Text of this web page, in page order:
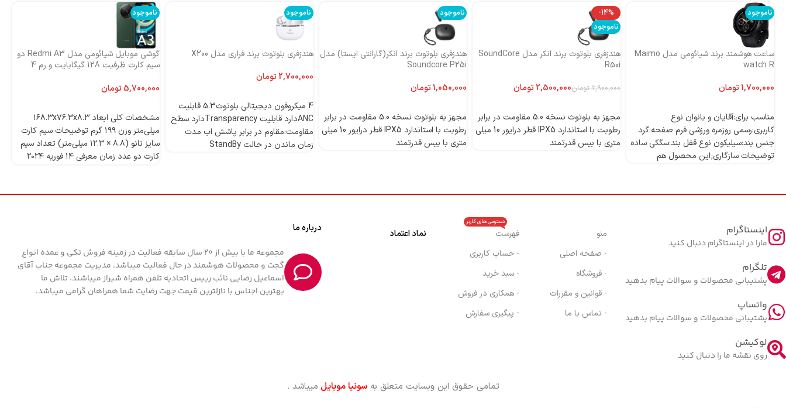
ناموجود
ساعت هوشمند برند شیائومی مدل Maimo
watch R
تومان
مناسب برای:آقایان و بانوان نوع
کاربری:رسمی روزمره ورزشی فرم صفحه:گرد
جنس بند:سیلیکون نوع قفل بند:سگکی ساده
توضیحات سازگاری;این محصول هم
-14%
ناموجود
هندزفری بلوتوث برند انکر مدل SoundCore
R50i
2,900,000 تومان2,500,000تومان
مجهز به بلوتوث نسخه 5.0 مقاومت در برابر
رطوبت با استاندارد IPX5 قطر درایور 10 میلی
متری با بیس قدرتمند
ناموجود
هندزفری بلوتوث برند انکر(گارانتی ایستا) مدل
Soundcore P25i
تومان
مجهز به بلوتوث نسخه 5.0 مقاومت در برابر
رطوبت با استاندارد IPX5 قطر درایور 10 میلی
متری با بیس قدرتمند
ناموجود
هندزفری بلوتوث برند فراری مدل X200
تومان
4 میکروفون دیجیتالی بلوتوث5.3 قابلیت
ANCدارد قابلیت Transparencyدارد سطح
مقاومت:مقاوم در برابر پاشش اب مدت
زمان ماندن در حالت StandBy
ناموجود
گوشی موبایل شیائومی مدل Redmi A3 دو
سیم کارت ظرفیت 128 گیگابایت و رم 4
تومان
مشخصات کلی ابعاد ۱۶۸.۳x۷۶.۳x۸.۳
میلی‌متر وزن ۱۹۹ گرم توضیحات سیم کارت
سایز نانو (۸.۸ × ۱۲.۳ میلی‌متر) تعداد سیم
کارت دو عدد زمان معرفی ۱۴ فوریه ۲۰۲۴
nm) پردازنده‌ مرکزی Octa-core (۴x۲.۲
GE۸۳۲۰ حافظه حافظه داخلی ۱۲۸ گیگابایت
مقدار RAM ۴ گیگابایت پشتیبانی از کارت
حافظه microSD استاندارد کارت حافظه
microSDXC توضیحات کارت حافظه جانبی
دارای اسلات مجزا صفحه نمایش فناوری
اینستاگرام
مارا در اینستاگرام دنبال کنید
تلگرام
پشتیبانی محصولات و سوالات پیام بدهید
واتساپ
پشتیبانی محصولات و سوالات پیام بدهید
لوکیشن
روی نقشه ما را دنبال کنید
منو
- صفحه اصلی
- فروشگاه
- قوانین و مقررات
- تماس با ما
فهرست
دسترسی های کاربر
- حساب کاربری
- سبد خرید
- همکاری در فروش
- پیگیری سفارش
نماد اعتماد درباره ما
مجموعه ما با بیش از 20 سال سابقه فعالیت در زمینه فروش تکی و عمده انواع
گجت و محصولات هوشمند در حال فعالیت میباشد. مدیریت مجموعه جناب آقای
اسماعیل رضایی نائب رییس اتحادیه تلفن همراه شیراز میباشند. تلاش ما
بهترین اجناس با نازلترین قیمت جهت رضایت شما همراهان گرامی میباشد.
تمامی حقوق این وبسایت متعلق بهسونیا موبایل میباشد .